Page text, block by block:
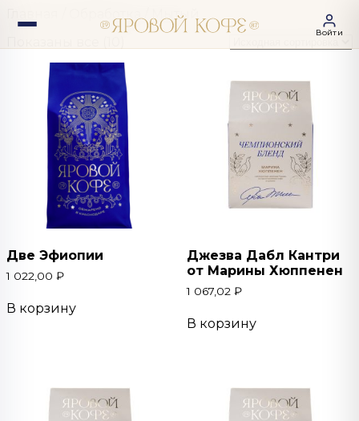
Войти
/ Обработка / Мытый
Две Эфиопии
1 022,00 ₽
В корзину
Джезва Дабл Кантри
от Марины Хюппенен
1 067,02 ₽
В корзину